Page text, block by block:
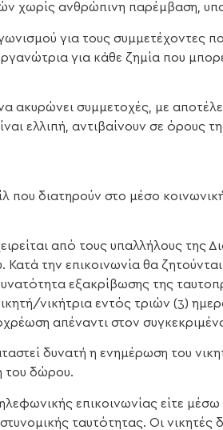
χωρίς ανθρώπινη παρέμβαση,
για τους συμμετέχοντες
για κάθε ζημία που
ακυρώνει συμμετοχές, με
ελλιπή, αντιβαίνουν σε όρους
διατηρούν στο μέσο
από τους υπαλλήλους της
την επικοινωνία θα ζητούνται
εξακρίβωσης της
νικήτρια εντός τριών (3)
απέναντι στον
δυνατή η ενημέρωση του
του δώρου.
επικοινωνίας είτε
ταυτότητας. Οι